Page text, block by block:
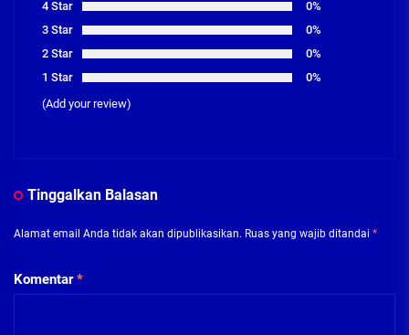
4 Star
0%
3 Star
0%
2 Star
0%
1 Star
0%
(Add your review)
Tinggalkan Balasan
Alamat email Anda tidak akan dipublikasikan. Ruas yang wajib ditandai *
Komentar*